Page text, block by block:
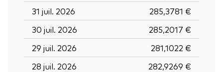
31 juil. 2026
285,3781 €
30 juil. 2026
285,2017 €
29 juil. 2026
281,1022 €
28 juil. 2026
282,9269 €